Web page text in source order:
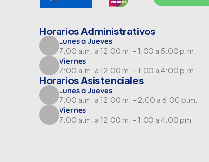
Horarios Administrativos
Lunes a Jueves
7:00 a.m. a 12:00 m. - 1:00 a 5:00 p.m.
Viernes
7:00 a.m. a 12:00 m. - 1:00 a 4:00 p.m.
Horarios Asistenciales
Lunes a Jueves
7:00 a.m. a 12:00 m. - 2:00 a 6:00 p.m.
Viernes
7:00 a.m. a 12:00 m. - 1:00 a 4:00 pm